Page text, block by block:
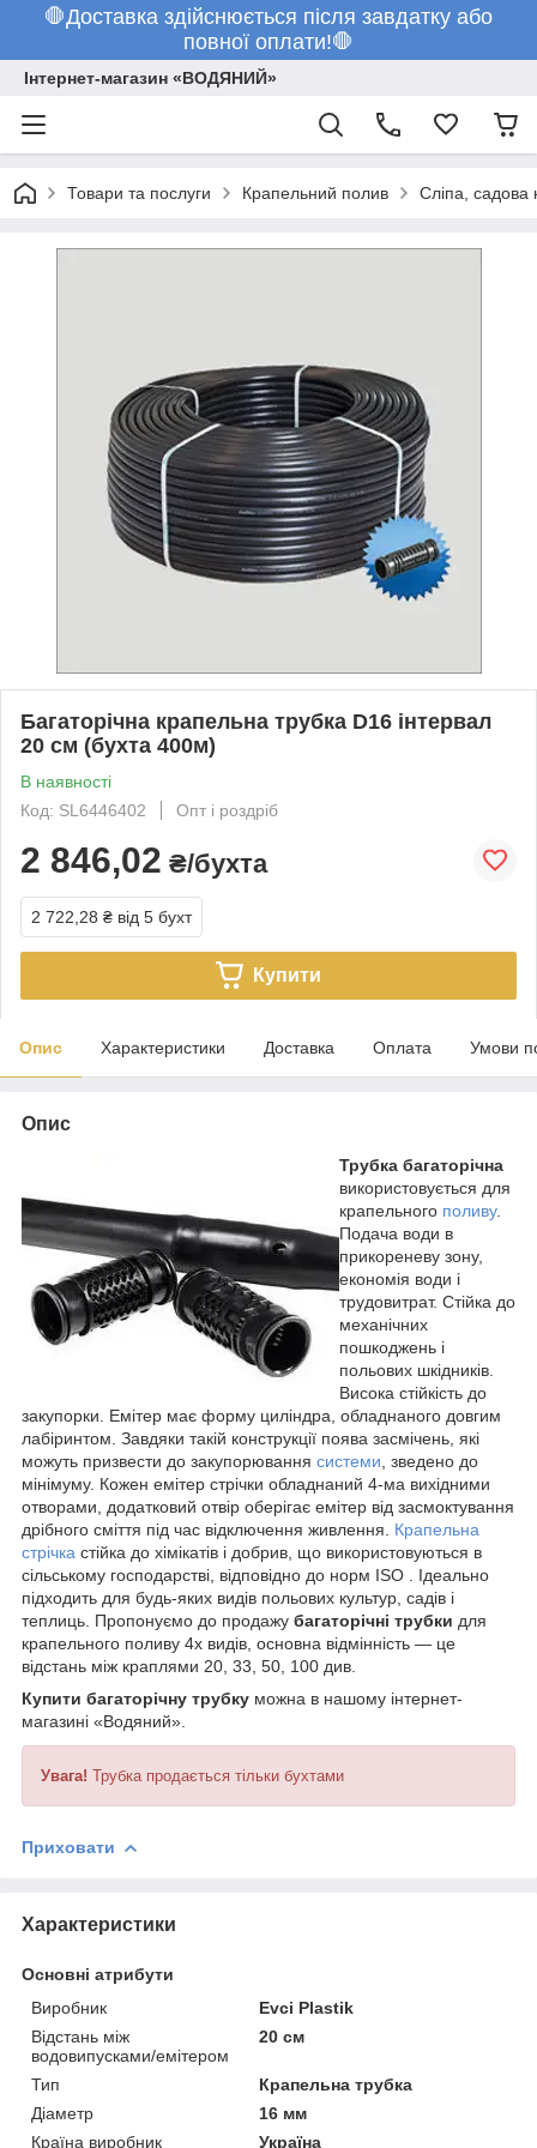
🛑Доставка здійснюється після завдатку або
повної оплати!🛑
Інтернет-магазин «ВОДЯНИЙ»
Товари та послуги Крапельний полив Сліпа, садова
Багаторічна крапельна трубка D16 інтервал
20 см (бухта 400м)
В наявності
Код: SL6446402
Опт і роздріб
2 846,02 ₴/бухта
2 722,28 ₴ від 5 бухт
Купити
Опис Характеристики Доставка Оплата Умови
Опис
Трубка багаторічна
використовується для
крапельного поливу.
Подача води в
прикореневу зону,
економія води і
трудовитрат. Стійка до
механічних
пошкоджень і
польових шкідників.
Висока стійкість до
закупорки. Емітер має форму циліндра, обладнаного довгим
лабіринтом. Завдяки такій конструкції поява засмічень, які
можуть призвести до закупорювання системи , зведено до
мінімуму. Кожен емітер стрічки обладнаний 4-ма вихідними
отворами, додатковий отвір оберігає емітер від засмоктування
дрібного сміття під час відключення живлення. Крапельна
стрічка стійка до хімікатів і добрив, що використовуються в
сільському господарстві, відповідно до норм ISO . Ідеально
підходить для будь-яких видів польових культур, садів і
теплиць. Пропонуємо до продажу багаторічні трубки для
крапельного поливу 4х видів, основна відмінність ― це
відстань між краплями 20, 33, 50, 100 див.
Купити багаторічну трубку можна в нашому інтернет-
магазині «Водяний».
Увага! Трубка продається тільки бухтами
Приховати
Характеристики
Основні атрибути
Виробник
Evci Plastik
Відстань між
водовипусками/емітером
20 см
Тип
Крапельна трубка
Діаметр
16 мм
Країна виробник
Україна